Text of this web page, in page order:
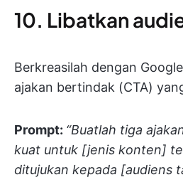
10. Libatkan
Berkreasilah dengan
ajakan bertindak (CTA)
Prompt: “Buatlah tiga
kuat untuk [jenis konten]
ditujukan kepada [audiens